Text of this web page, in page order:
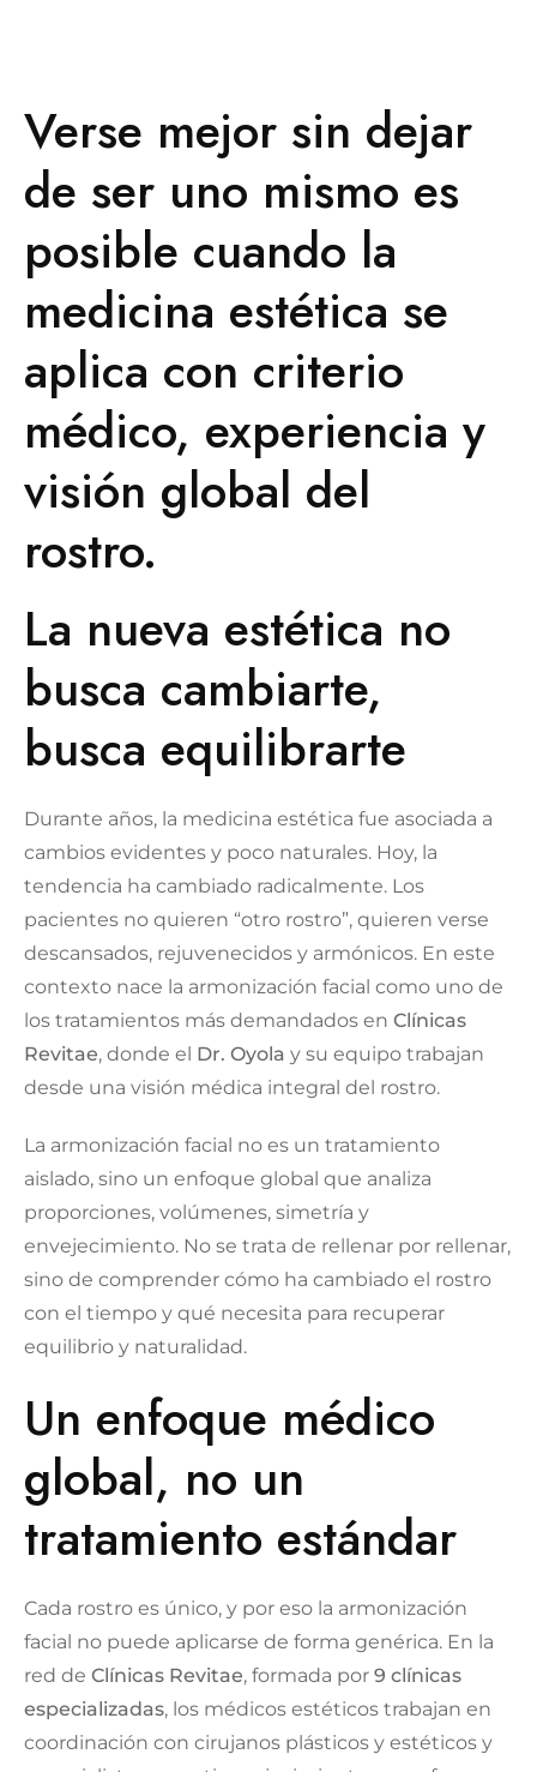
Verse mejor sin dejar
de ser uno mismo es
posible cuando la
medicina estética se
aplica con criterio
médico, experiencia y
visión global del
rostro.
La nueva estética no
busca cambiarte,
busca equilibrarte
Durante años, la medicina estética fue asociada a
cambios evidentes y poco naturales. Hoy, la
tendencia ha cambiado radicalmente. Los
pacientes no quieren “otro rostro”, quieren verse
descansados, rejuvenecidos y armónicos. En este
contexto nace la armonización facial como uno de
los tratamientos más demandados en Clínicas
Revitae, donde el Dr. Oyola y su equipo trabajan
desde una visión médica integral del rostro.
La armonización facial no es un tratamiento
aislado, sino un enfoque global que analiza
proporciones, volúmenes, simetría y
envejecimiento. No se trata de rellenar por rellenar,
sino de comprender cómo ha cambiado el rostro
con el tiempo y qué necesita para recuperar
equilibrio y naturalidad.
Un enfoque médico
global, no un
tratamiento estándar
Cada rostro es único, y por eso la armonización
facial no puede aplicarse de forma genérica. En la
red de Clínicas Revitae, formada por 9 clínicas
especializadas, los médicos estéticos trabajan en
coordinación con cirujanos plásticos y estéticos y